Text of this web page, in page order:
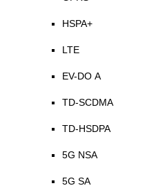
HSPA+
LTE
EV-DO A
TD-SCDMA
TD-HSDPA
5G NSA
5G SA